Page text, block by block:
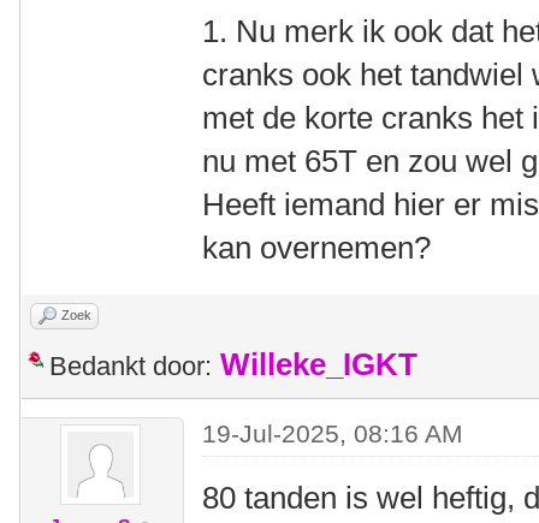
1. Nu merk ik ook dat
cranks ook het tandwiel
met de korte cranks het
nu met 65T en zou wel
Heeft iemand hier er
kan overnemen?
Zoek
Bedankt door: Willeke_IGKT
19-Jul-2025, 08:16 AM
80 tanden is wel heftig,